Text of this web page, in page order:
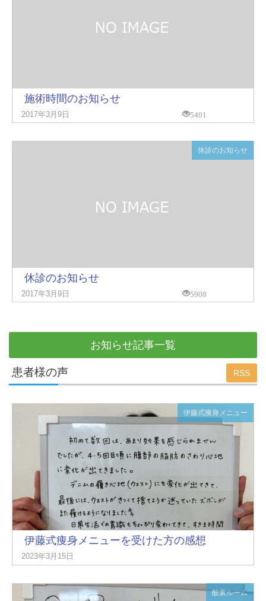
施術時間のお知らせ
2017年3月9日 5401
休診のお知らせ
休診のお知らせ
2017年3月9日 5908
お知らせ記事一覧
患者様の声 RSS
伊藤式痩身メニュー
伊藤式痩身メニューを受けた方の感想
2023年3月15日
酸素ルーム